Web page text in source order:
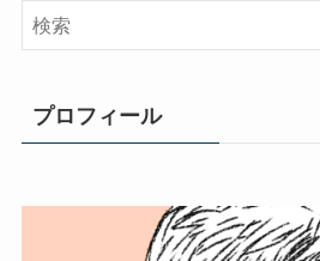
プロフィール